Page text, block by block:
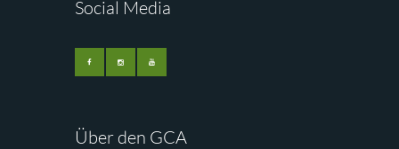
Social Media
Über den GCA